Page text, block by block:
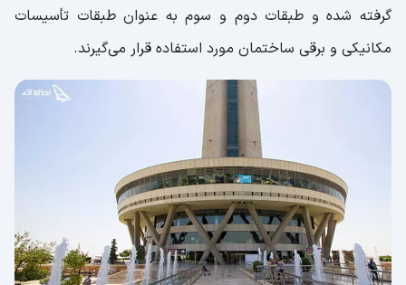
گرفته شده و طبقات دوم و سوم به عنوان طبقات تأسیسات
مکانیکی و برقی ساختمان مورد استفاده قرار می‌گیرند.